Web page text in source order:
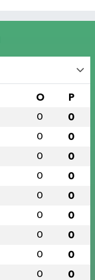
O P
0 0
0 0
0 0
0 0
0 0
0 0
0 0
0 0
0 0